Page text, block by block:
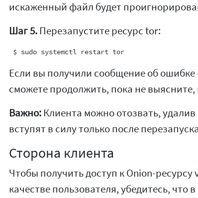
искаженный файл будет
Шаг 5.Перезапустите ресурс tor:
$ sudo systemctl restart tor
Если вы получили сообщение об ошибке
сможете продолжить, пока не выясните,
Важно:Клиента можно отозвать,
вступят в силу только после
Сторона клиента
Чтобы получить доступ к Onion-ресурсу
качестве пользователя, убедитесь,